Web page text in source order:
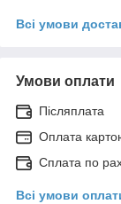
Всі умови
Умови оплати
Післяплата
Оплата
Сплата по
Всі умови